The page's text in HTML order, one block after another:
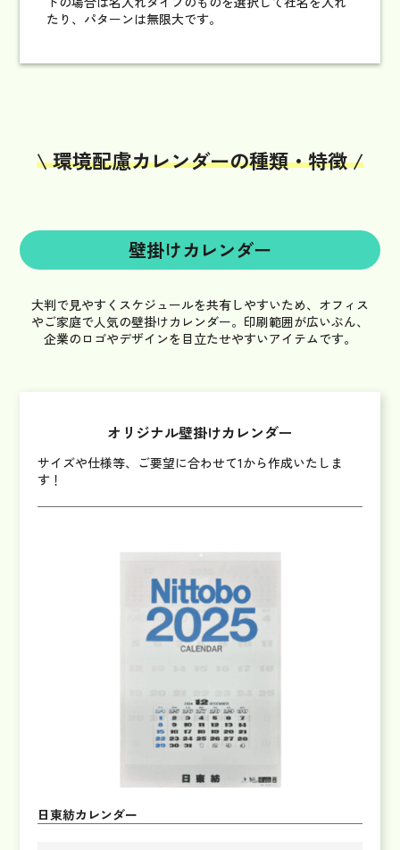
たり、パターンは無限大です。
\ 環境配慮カレンダーの種類・特徴 /
壁掛けカレンダー
大判で見やすくスケジュールを共有しやすいため、オフィス
やご家庭で人気の壁掛けカレンダー。 印刷範囲が広いぶん、
企業のロゴやデザインを目立たせやすいアイテムです。
オリジナル壁掛けカレンダー
サイズや仕様等、ご要望に合わせて1から作成いたしま
す！
日東紡カレンダー